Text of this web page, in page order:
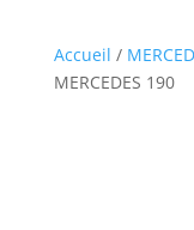
Accueil /
MERCEDES 190